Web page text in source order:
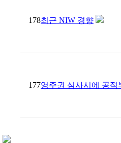
178최근 NIW 경향
177영주권 심사시에 공적